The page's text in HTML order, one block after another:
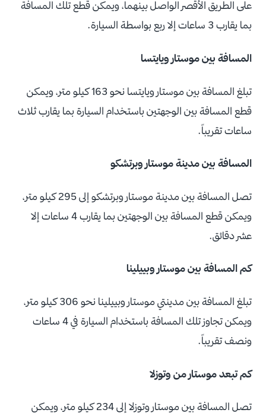
على الطريق الأقصر الواصل بينهما، ويمكن قطع تلك المسافة
بما يقارب 3 ساعات إلا ربع بواسطة السيارة.
المسافة بين موستار ويايتسا
تبلغ المسافة بين موستار ويايتسا نحو 163 كيلو متر، ويمكن
قطع المسافة بين الوجهتين باستخدام السيارة بما يقارب ثلاث
ساعات تقريباً.
المسافة بين مدينة موستار وبرتشكو
تصل المسافة بين مدينة موستار وبرتشكو إلى 295 كيلو متر،
ويمكن قطع المسافة بين الوجهتين بما يقارب 4 ساعات إلا
عشر دقائق.
كم المسافة بين موستار وبييلينا
تبلغ المسافة بين مدينتي موستار وبييلينا نحو 306 كيلو متر،
ويمكن تجاوز تلك المسافة باستخدام السيارة في 4 ساعات
ونصف تقريباً.
كم تبعد موستار من وتوزلا
تصل المسافة بين موستار وتوزلا إلى 234 كيلو متر، ويمكن